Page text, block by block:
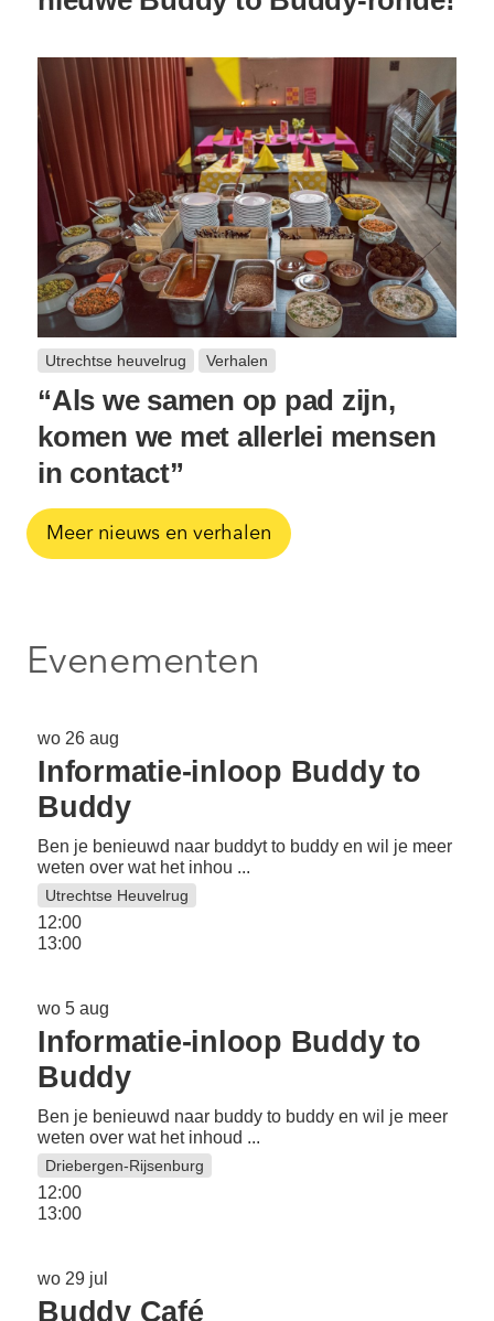
Utrechtse heuvelrug Verhalen
“Als we samen op pad zijn,
komen we met allerlei mensen
in contact”
Meer nieuws en verhalen
Evenementen
wo 26 aug
Informatie-inloop Buddy to
Buddy
Ben je benieuwd naar buddyt to buddy en wil je meer
weten over wat het inhou ...
Utrechtse Heuvelrug
12:00
13:00
wo 5 aug
Informatie-inloop Buddy to
Buddy
Ben je benieuwd naar buddy to buddy en wil je meer
weten over wat het inhoud ...
Driebergen-Rijsenburg
12:00
13:00
wo 29 jul
Buddy Café